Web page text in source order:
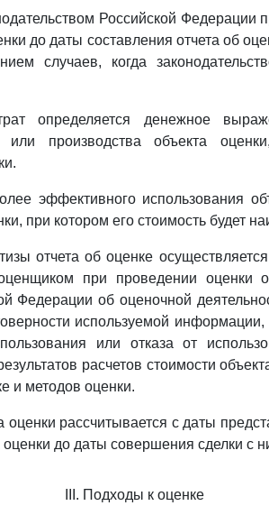
Российской Федерации
до даты составления отчета об
случаев, когда
определяется денежное
производства объекта
эффективного использования
при котором его стоимость будет
отчета об оценке
при проведении оценки
Федерации об оценочной
используемой
или отказа от
расчетов стоимости
и методов оценки.
оценки рассчитывается с даты
до даты совершения сделки с
III. Подходы к оценке